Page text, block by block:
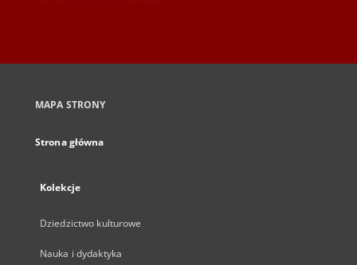
MAPA STRONY
Strona główna
Kolekcje
Dziedzictwo kulturowe
Nauka i dydaktyka